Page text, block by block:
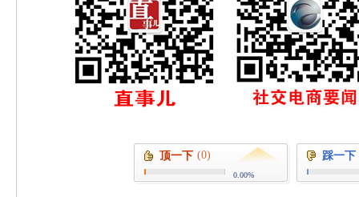
顶一下 (0)
0.00%
踩一下